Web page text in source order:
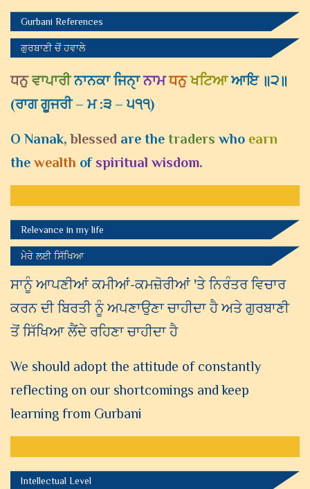
Gurbani References
ਗੁਰਬਾਣੀ ਚੋਂ ਹਵਾਲੇ
ਧਨੁ ਵਾਪਾਰੀਨਾਨਕਾ ਜਿਨੑਾਨਾਮ ਧਨੁ ਖਟਿਆਆਇ ॥੨॥
(ਰਾਗ ਗੂਜਰੀ – ਮ :੩ – ੫੧੧)
O Nanak,blessed are the traders who earn
the wealth of spiritual wisdom.
Relevance in my life
ਮੇਰੇ ਲਈ ਸਿੱਖਿਆ
ਸਾਨੂੰ ਆਪਣੀਆਂ ਕਮੀਆਂ-ਕਮਜ਼ੋਰੀਆਂ 'ਤੇ ਨਿਰੰਤਰ ਵਿਚਾਰ
ਕਰਨ ਦੀ ਬਿਰਤੀ ਨੂੰ ਅਪਣਾਉਣਾ ਚਾਹੀਦਾ ਹੈ ਅਤੇ ਗੁਰਬਾਣੀ
ਤੋਂ ਸਿੱਖਿਆ ਲੈਂਦੇ ਰਹਿਣਾ ਚਾਹੀਦਾ ਹੈ
We should adopt the attitude of constantly
reflecting on our shortcomings and keep
learning from Gurbani
Intellectual Level